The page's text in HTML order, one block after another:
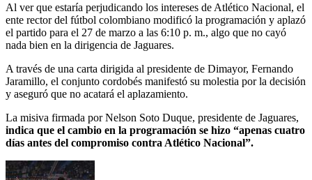
Al ver que estaría perjudicando los intereses de Atlético Nacional, el
ente rector del fútbol colombiano modificó la programación y aplazó
el partido para el 27 de marzo a las 6:10 p. m., algo que no cayó
nada bien en la dirigencia de Jaguares.
A través de una carta dirigida al presidente de Dimayor, Fernando
Jaramillo, el conjunto cordobés manifestó su molestia por la decisión
y aseguró que no acatará el aplazamiento.
La misiva firmada por Nelson Soto Duque, presidente de Jaguares,
indica que el cambio en la programación se hizo “apenas cuatro
días antes del compromiso contra Atlético Nacional”.